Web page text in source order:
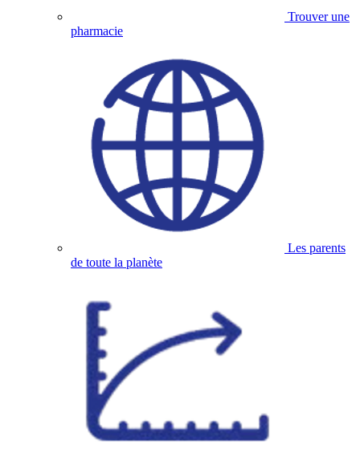
Trouver une
pharmacie
Les parents
de toute la planète